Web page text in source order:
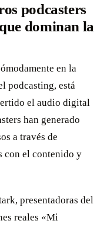
podcasters
dominan la
en la
podcasting, está
el audio digital
han generado
a través de
con el contenido y
presentadoras del
reales «Mi